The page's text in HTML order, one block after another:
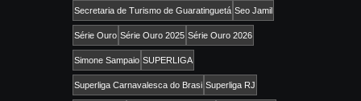
Secretaria de Turismo de Guaratinguetá Seo Jamil
Série Ouro Série Ouro 2025 Série Ouro 2026
Simone Sampaio SUPERLIGA
Superliga Carnavalesca do Brasi Superliga RJ